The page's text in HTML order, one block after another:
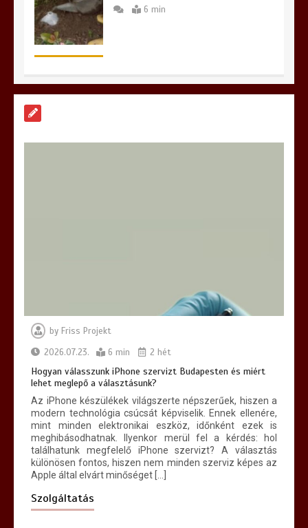
6 min
kárpittisztítás lépéseit?
by Friss Projekt
2026.07.23.
6 min 2 hét
Hogyan válasszunk iPhone szervizt Budapesten és miért
lehet meglepő a választásunk?
Az iPhone készülékek világszerte népszerűek, hiszen a
modern technológia csúcsát képviselik. Ennek ellenére,
mint minden elektronikai eszköz, időnként ezek is
meghibásodhatnak. Ilyenkor merül fel a kérdés: hol
találhatunk megfelelő iPhone szervizt? A választás
különösen fontos, hiszen nem minden szerviz képes az
Apple által elvárt minőséget […]
Szolgáltatás